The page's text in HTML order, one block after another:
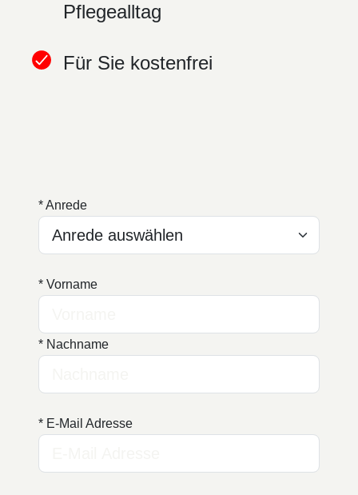
Pflegealltag
Für Sie kostenfrei
* Anrede
* Vorname
* Nachname
* E-Mail Adresse